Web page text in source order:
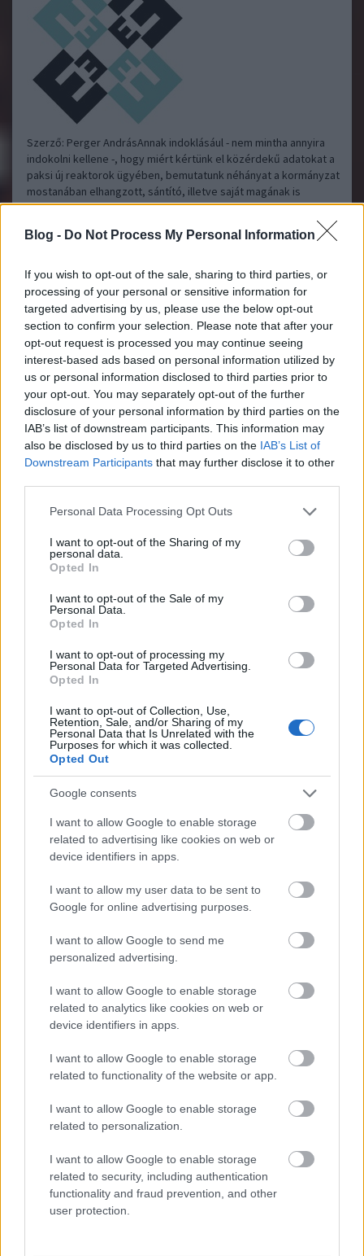
Blog - Do Not Process My Personal Information
If you wish to opt-out of the sale, sharing to third parties, or
processing of your personal or sensitive information for
targeted advertising by us, please use the below opt-out
section to confirm your selection. Please note that after your
opt-out request is processed you may continue seeing
interest-based ads based on personal information utilized by
us or personal information disclosed to third parties prior to
your opt-out. You may separately opt-out of the further
disclosure of your personal information by third parties on the
IAB’s list of downstream participants. This information may
also be disclosed by us to third parties on the IAB’s List of
Downstream Participants that may further disclose it to other
Please note that this website/app uses one or more Google
not limited to your visit or usage behaviour. You may click to
grant or deny consent to Google and its third-party tags to
use your data for below specified purposes in below Google
consent section.
Personal Data Processing Opt Outs
I want to opt-out of the Sharing of my
personal data.
Opted In
I want to opt-out of the Sale of my
Personal Data.
Opted In
I want to opt-out of processing my
Personal Data for Targeted Advertising.
Opted In
I want to opt-out of Collection, Use,
Retention, Sale, and/or Sharing of my
Personal Data that Is Unrelated with the
Purposes for which it was collected.
Opted Out
Google consents
I want to allow Google to enable storage
related to advertising like cookies on web or
device identifiers in apps.
I want to allow my user data to be sent to
Google for online advertising purposes.
I want to allow Google to send me
personalized advertising.
I want to allow Google to enable storage
related to analytics like cookies on web or
device identifiers in apps.
I want to allow Google to enable storage
related to functionality of the website or app.
I want to allow Google to enable storage
related to personalization.
I want to allow Google to enable storage
related to security, including authentication
functionality and fraud prevention, and other
user protection.
Szerző: Perger AndrásAnnak indoklásául - nem mintha annyira
indokolni kellene -, hogy miért kértünk el közérdekű adatokat a
paksi új reaktorok ügyében, bemutatunk néhányat a kormányzat
mostanában elhangzott, sántító, illetve saját magának is
ellentmondó állításai közül. Mivel a kormánynak többszöri…..
Energiabox A moszkvai megállapodás margójára
2014.01.15
Szerző: Perger András..
Új atomerőmű mellett konkrétumok nélkül
2013.12.19 12:19:03
Szerző: Perger AndrásA BME NTI igazgatója, Aszódi Attila nem
nyilatkozott. A mostanra már megszokott módon, különösebb
érvek, és ami a legfőbb, konkrétumok nélkül volt kénytelen
támogató pozíciót elfoglalni. OK, nyilván őt is hátráltatja,…..
12:33:02
Szerző: Perger AndrásA múlt pénteki, a mi részvételünkkel
megtartott konferencián a várakozásoknak megfelelően
mellett érvelni, csak olcsósággal nem. Vagy, hogy a környező
országokkal szemben is csak komparatív hátrányunk van:
Energiabox Állami-nem állami - támogatott-nem támogatott
2013.12.05 11:46:01